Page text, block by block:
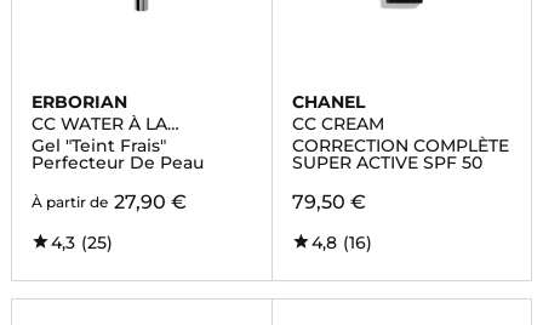
ERBORIAN
CC WATER À LA
CENTELLA ASIATICA
Gel "Teint Frais"
Perfecteur De Peau
À partir de 27,90 €
4,3 (25)
CHANEL
CC CREAM
CORRECTION COMPLÈTE
SUPER ACTIVE SPF 50
79,50 €
4,8 (16)